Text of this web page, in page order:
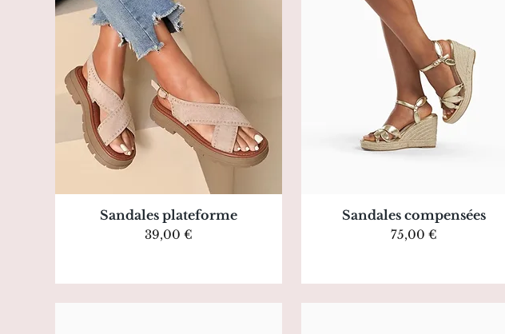
Aperçu rapide
Sandales plateforme
Prix
39,00 €
Aperçu rapide
Sandales compensées
Prix
75,00 €